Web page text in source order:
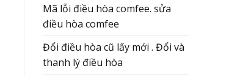
Mã lỗi điều hòa comfee. sửa
điều hòa comfee
Đổi điều hòa cũ lấy mới . Đổi và
thanh lý điều hòa